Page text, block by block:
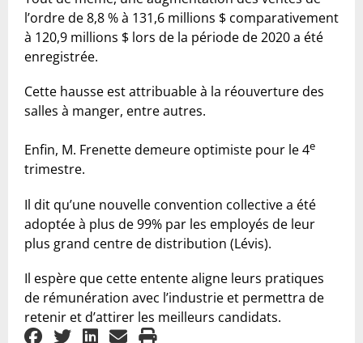
l’ordre de 8,8 % à 131,6 millions $ comparativement
à 120,9 millions $ lors de la période de 2020 a été
enregistrée.
Cette hausse est attribuable à la réouverture des
salles à manger, entre autres.
Enfin, M. Frenette demeure optimiste pour le 4e
trimestre.
Il dit qu’une nouvelle convention collective a été
adoptée à plus de 99% par les employés de leur
plus grand centre de distribution (Lévis).
Il espère que cette entente aligne leurs pratiques
de rémunération avec l’industrie et permettra de
retenir et d’attirer les meilleurs candidats.